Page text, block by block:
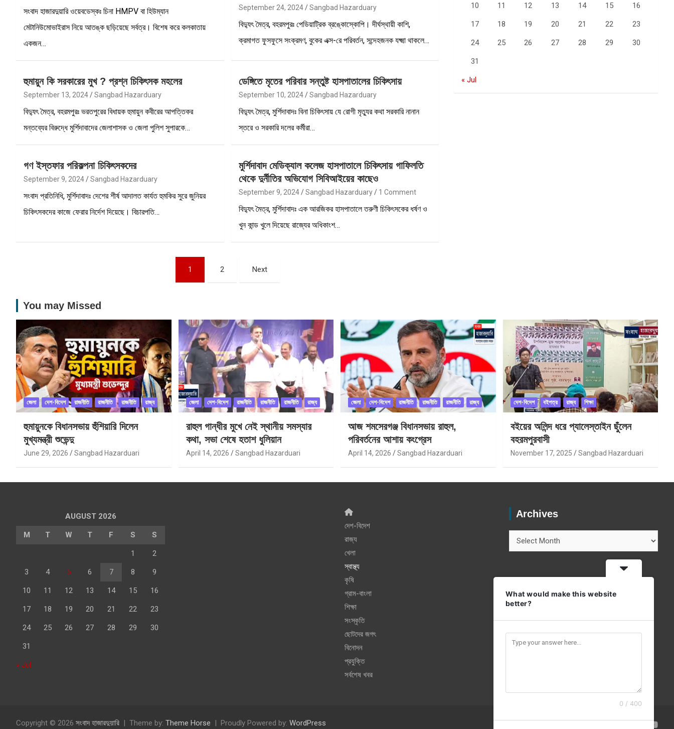
সংবাদ হাজারদুয়ারি ওয়েবডেস্কঃ চিনা HMPV বা হিউম্যান
মেটানিউমোভাইরাস নিয়ে আতঙ্ক ছড়িয়েছে সর্বত্র। বিশেষ করে কলকাতায়
একজন…
September 24, 2024 Sangbad Hazarduary
বিদ্যুৎ মৈত্র, বহরমপুরঃ পেডিয়াট্রিক ব্রঙ্কোস্কোপি। দীর্ঘস্থায়ী কাশি,
ক্রমাগত ফুসফুসে সংক্রমণ, বুকের এক্স-রে পরিবর্তন, সন্দেহজনক যক্ষ্মা থাকলে…
হুমায়ুন কি সরকারের মুখ ? প্রশ্ন চিকিৎসক মহলের
September 13, 2024 Sangbad Hazarduary
বিদ্যুৎ মৈত্র, বহরমপুরঃ ভরতপুরের বিধায়ক হুমায়ুন কবীরের আপত্তিকর
মন্তব্যের বিরুদ্ধে মুর্শিদাবাদের জেলাশাসক ও জেলা পুলিশ সুপারকে…
ডেঙ্গিতে মৃতের পরিবার সন্তুষ্ট হাসপাতালের চিকিৎসায়
September 10, 2024 Sangbad Hazarduary
বিদ্যুৎ মৈত্র, মুর্শিদাবাদঃ বিনা চিকিৎসায় যে রোগী মৃত্যুর কথা সরকারি নানান
স্তরে ও সরকারি দলের কর্মীরা…
গণ ইস্তফার পরিকল্পনা চিকিৎসকদের
September 9, 2024 Sangbad Hazarduary
সংবাদ প্রতিনিধি, মুর্শিদাবাদঃ দেশের শীর্ষ আদালত কার্যত হুমকির সুরে জুনিয়র
চিকিৎসকদের কাজে ফেরার নির্দেশ দিয়েছে। বিচারপতি…
মুর্শিদাবাদ মেডিক্যাল কলেজ হাসপাতালে চিকিৎসায় গাফিলতি
থেকে দুর্নীতির অভিযোগ সিবিআইয়ের কাছেও
September 9, 2024 Sangbad Hazarduary 1 Comment
বিদ্যুৎ মৈত্র, মুর্শিদাবাদঃ এক আরজিকর হাসপাতালে তরুণী চিকিৎসকের ধর্ষণ ও
খুন কান্ড খুলে দিয়েছে রাজ্যের অধিকাংশ…
1 2 Next
10 11 12 13 14 15 16
17 18 19 20 21 22 23
24 25 26 27 28 29 30
31
« Jul
You may Missed
জেলা দেশ-বিদেশ রাজনীতি রাজনীতি রাজনীতি রাজ্য
হুমায়ুনকে বিধানসভায় হুঁশিয়ারি দিলেন
মুখ্যমন্ত্রী শুভেন্দু
June 29, 2026 Sangbad Hazarduari
জেলা দেশ-বিদেশ রাজনীতি রাজনীতি রাজনীতি রাজ্য
রাহুল গান্ধীর মুখে নেই স্থানীয় সমস্যার
কথা, সভা শেষে হতাশ ধুলিয়ান
April 14, 2026 Sangbad Hazarduari
জেলা দেশ-বিদেশ রাজনীতি রাজনীতি রাজনীতি রাজ্য
আজ শমসেরগঞ্জ বিধানসভায় রাহুল,
পরিবর্তনের আশায় কংগ্রেস
April 14, 2026 Sangbad Hazarduari
দেশ-বিদেশ বইপত্র রাজ্য শিক্ষা
বইয়ের অলিন্দ ধরে প্যালেস্তাইন ছুঁলেন
বহরমপুরবাসী
November 17, 2025 Sangbad Hazarduari
AUGUST 2026
M T W T F S S
1 2
3 4 5 6 7 8 9
10 11 12 13 14 15 16
17 18 19 20 21 22 23
24 25 26 27 28 29 30
31
« Jul
দেশ-বিদেশ
রাজ্য
খেলা
স্বাস্থ্য
কৃষি
গ্রাম-বাংলা
শিক্ষা
সংস্কৃতি
ছোটদের জগৎ
বিনোদন
প্রযুক্তি
সর্বশেষ খবর
Archives
Copyright © 2026 সংবাদ হাজারদুয়ারি Theme by: Theme Horse Proudly Powered by: WordPress
What would make this website
better?
0 / 400